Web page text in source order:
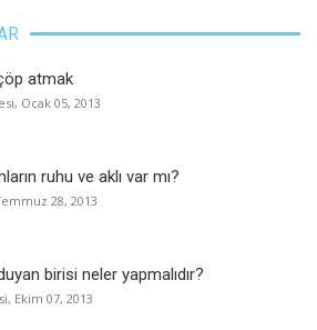
atmak
Ocak 05, 2013
ruhu ve aklı var mı?
28, 2013
birisi neler yapmalıdır?
Ekim 07, 2013